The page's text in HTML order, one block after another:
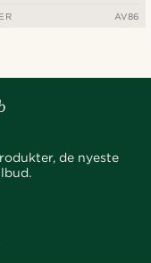
AV86
de nyeste